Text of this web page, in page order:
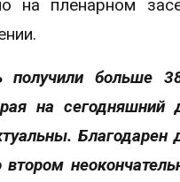
на пленарном
больше
на